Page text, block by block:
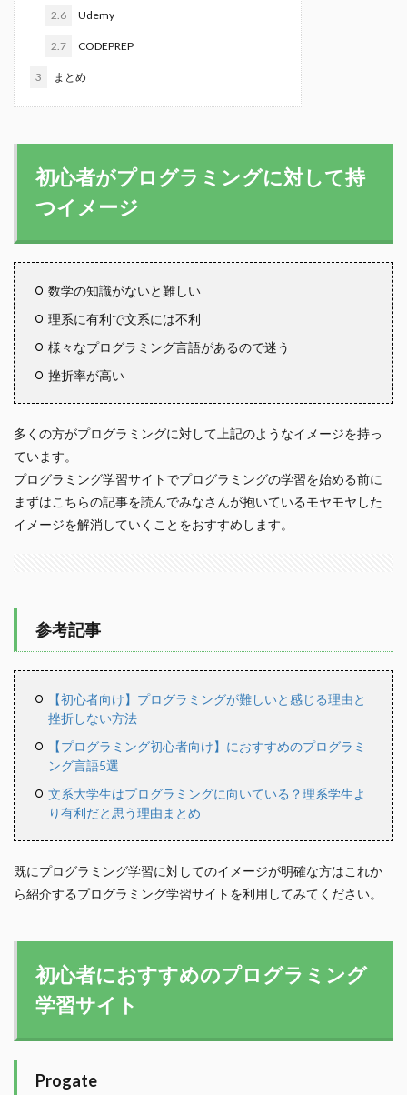
2.6 Udemy
2.7 CODEPREP
3 まとめ
初心者がプログラミングに対して持
つイメージ
数学の知識がないと難しい
理系に有利で文系には不利
様々なプログラミング言語があるので迷う
挫折率が高い
多くの方がプログラミングに対して上記のようなイメージを持っ
ています。
プログラミング学習サイトでプログラミングの学習を始める前に
まずはこちらの記事を読んでみなさんが抱いているモヤモヤした
イメージを解消していくことをおすすめします。
参考記事
【初心者向け】プログラミングが難しいと感じる理由と
挫折しない方法
【プログラミング初心者向け】におすすめのプログラミ
ング言語5選
文系大学生はプログラミングに向いている？理系学生よ
り有利だと思う理由まとめ
既にプログラミング学習に対してのイメージが明確な方はこれか
ら紹介するプログラミング学習サイトを利用してみてください。
初心者におすすめのプログラミング
学習サイト
Progate